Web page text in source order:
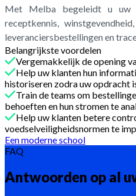
Met Melba begeleidt u uw
receptkennis,
leveranciersbestellingen en
Belangrijkste voordelen
Vergemakkelijk de opening
Help uw klanten hun
historiseren zodra uw opdracht
Train de teams om
behoeften en hun stromen te
Help uw klanten betere
voedselveiligheidsnormen te
Een moderne school
FAQ
Antwoorden op al